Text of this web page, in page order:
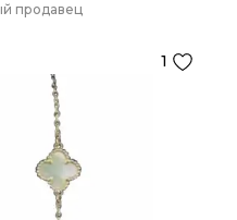
продавец
1